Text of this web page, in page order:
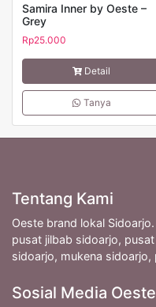
Samira Inner by Oeste –
Grey
Rp25.000
Detail
Tanya
Tentang Kami
Oeste brand lokal
pusat jilbab sidoarjo,
sidoarjo, mukena sidoarjo,
Sosial Media Oeste